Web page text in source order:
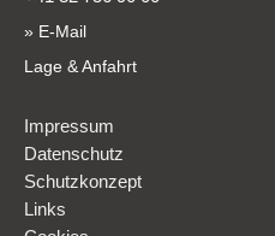
» E-Mail
Lage & Anfahrt
Impressum
Datenschutz
Schutzkonzept
Links